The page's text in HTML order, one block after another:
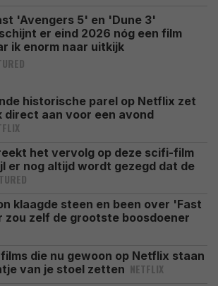
'Avengers 5' en 'Dune 3'
er eind 2026 nóg een film
ik enorm naar uitkijk
historische parel op Netflix zet
direct aan voor een avond
het vervolg op deze scifi-film
er nog altijd wordt gezegd dat de
klaagde steen en been over 'Fast
zou zelf de grootste boosdoener
die nu gewoon op Netflix staan
van je stoel zetten NETFLIX